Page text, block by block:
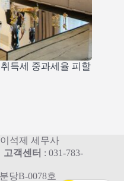
득세 중과세율 피할
석제 세무사
고객센터 : 031-783-
당B-0078호